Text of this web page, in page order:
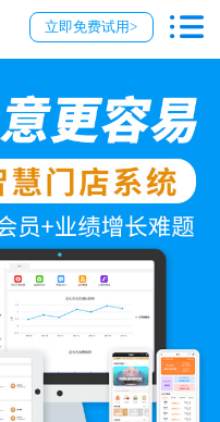
立即免费试用>